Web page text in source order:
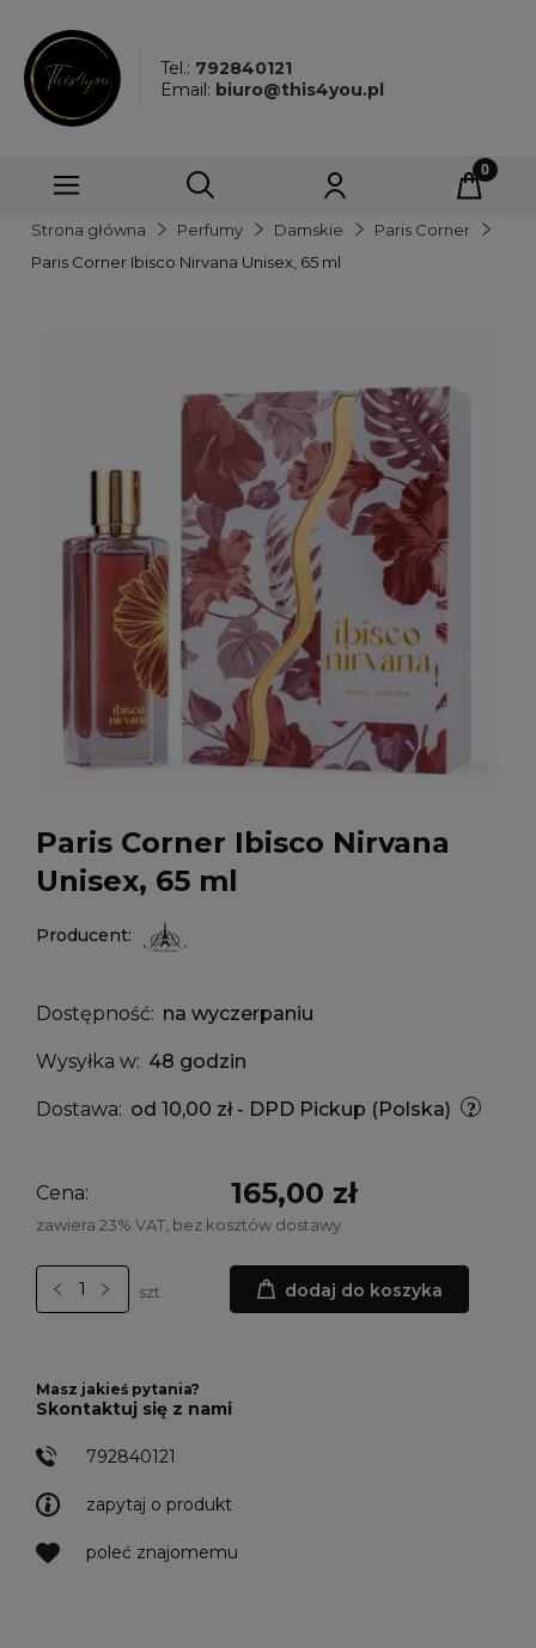
Tel.: 792840121
Email: biuro@this4you.pl
Strona główna Perfumy Damskie
Paris Corner
Paris Corner Ibisco Nirvana Unisex, 65 ml
Paris Corner Ibisco Nirvana
Unisex, 65 ml
Producent:
Dostępność: na wyczerpaniu
Wysyłka w: 48 godzin
Dostawa: od 10,00 zł - DPD Pickup (Polska)
Cena: 165,00 zł
zawiera 23% VAT, bez kosztów dostawy
szt. dodaj do koszyka
zapytaj o produkt
poleć znajomemu
Masz jakieś pytania?
Skontaktuj się z nami
792840121